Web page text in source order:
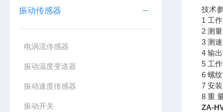
振动传感器
电涡流传感器
振动温度变送器
振动速度传感器
振动开关
技术
1 工
2 测
3 测
4 输
5 工
6 螺
7 安
8 重
ZA-